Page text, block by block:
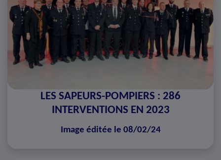
LES SAPEURS-POMPIERS : 286
INTERVENTIONS EN 2023
Image éditée le 08/02/24